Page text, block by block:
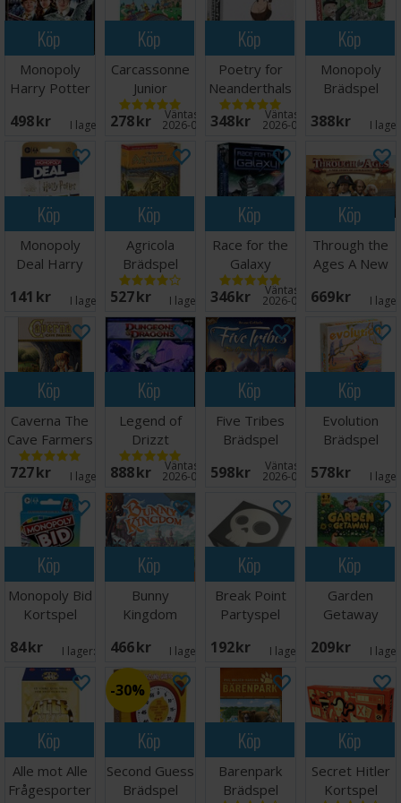
Köp
Monopoly
Harry Potter
498 SEK I lager: 2
Köp
Carcassonne
Junior
Brädspel -
Svensk
278 SEK Väntas in:
2026-09-30
Köp
Poetry for
Neanderthals
Brädspel
348 SEK Väntas in:
2026-09-30
Köp
Monopoly
Brädspel
388 SEK I
Köp
Monopoly
Deal Harry
Kortspel
141 SEK I lager: 5
Köp
Agricola
Brädspel
527 SEK I lager: 9
Köp
Race for the
Galaxy
Brädspel
346 SEK Väntas in:
2026-09-30
Köp
Through the
Ages A New
Brädspel
669 SEK I
Köp
Caverna The
Cave Farmers
Brädspel
727 SEK I lager: 9
Köp
Legend of
Drizzt
Brädspel
888 SEK Väntas in:
2026-09-30
Köp
Five Tribes
Brädspel
598 SEK Väntas in:
2026-09-30
Köp
Evolution
Brädspel
578 SEK I
Köp
Monopoly Bid
Kortspel
84 SEK I lager:
Köp
Bunny
Kingdom
466 SEK I lager:
Köp
Break Point
Partyspel
192 SEK I lager: 4
Köp
Garden
Getaway
209 SEK I
Köp
Alle mot Alle
Frågesporter
Köp
30%
Second Guess
Brädspel
Köp
Barenpark
Brädspel
Köp
Secret Hitler
Kortspel